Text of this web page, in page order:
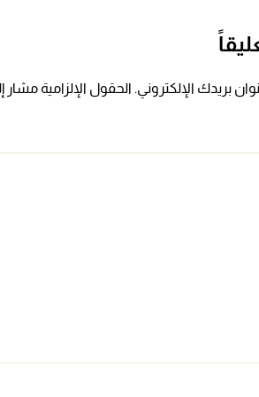
بريدك الإلكتروني. الحقول الإلزامية مشار